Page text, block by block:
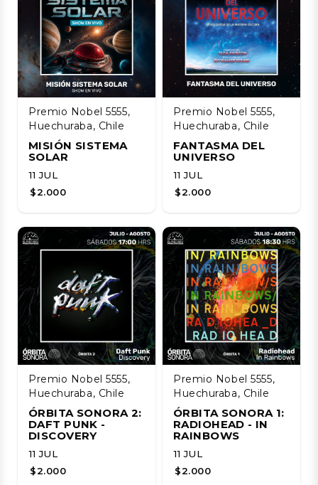
Premio Nobel 5555,
Huechuraba, Chile
MISIÓN SISTEMA
SOLAR
11 JUL
$2.000
Premio Nobel 5555,
Huechuraba, Chile
FANTASMA DEL
UNIVERSO
11 JUL
$2.000
Premio Nobel 5555,
Huechuraba, Chile
ÓRBITA SONORA 2:
DAFT PUNK -
DISCOVERY
11 JUL
$2.000
Premio Nobel 5555,
Huechuraba, Chile
ÓRBITA SONORA 1:
RADIOHEAD - IN
RAINBOWS
11 JUL
$2.000